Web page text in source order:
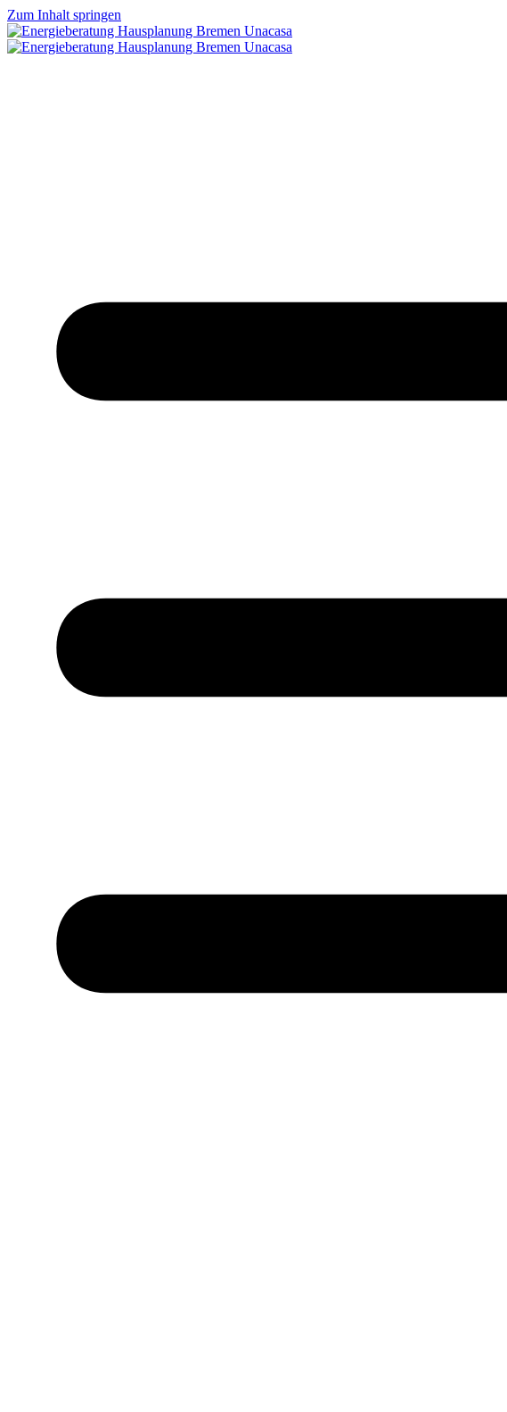
Zum Inhalt springen